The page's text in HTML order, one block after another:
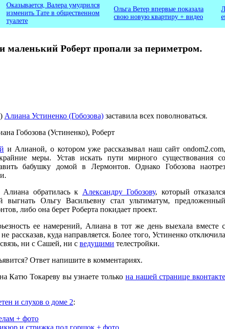
маленький Роберт пропали за периметром.
Оказывается, Валера умудрился
изменить Тате в общественном
туалете
Ольга Ветер впервые показала
свою новую квартиру + видео
Алиана Устиненко (Гобозова) заставила всех поволноваться.
и Алианой, о котором уже рассказывал наш сайт ondom2.com,
меры. Устав искать пути мирного существования со
бабушку домой в Лермонтов. Однако Гобозова наотрез
обратилась к Александру Гобозову, который отказался
выгнать Ольгу Васильевну стал ультиматум, предложенный
либо она берет Роберта покидает проект.
ее намерений, Алиана в тот же день выехала вместе с
рассказав, куда направляется. Более того, Устиненко отключила
ни с Сашей, ни с ведущими телестройки.
Ответ напишите в комментариях.
Катю Токареву вы узнаете только на нашей странице вконтакте
и слухов о доме 2:
+ фото
и стрижка под горшок + фото